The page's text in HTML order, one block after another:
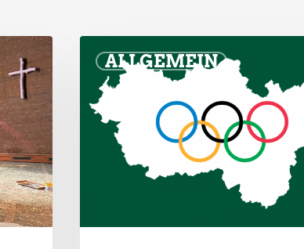
ALLGEMEIN